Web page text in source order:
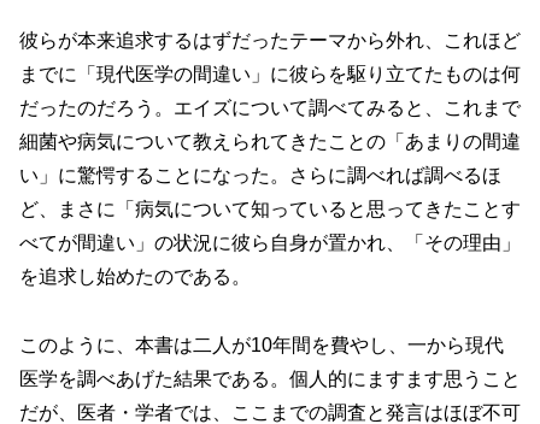
彼らが本来追求するはずだったテーマから外れ、これほど
までに「現代医学の間違い」に彼らを駆り立てたものは何
だったのだろう。エイズについて調べてみると、これまで
細菌や病気について教えられてきたことの「あまりの間違
い」に驚愕することになった。さらに調べれば調べるほ
ど、まさに「病気について知っていると思ってきたことす
べてが間違い」の状況に彼ら自身が置かれ、「その理由」
を追求し始めたのである。
このように、本書は二人が10年間を費やし、一から現代
医学を調べあげた結果である。個人的にますます思うこと
だが、医者・学者では、ここまでの調査と発言はほぼ不可